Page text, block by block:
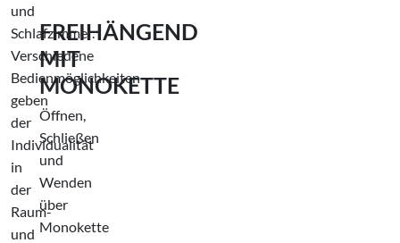
und
Schlafzimmer.
Verschiedene
Bedienmöglichkeiten
geben
der
Individualität
in
der
Raum-
und
FREIHÄNGEND
MIT
MONOKETTE
Öffnen,
Schließen
und
Wenden
über
Monokette